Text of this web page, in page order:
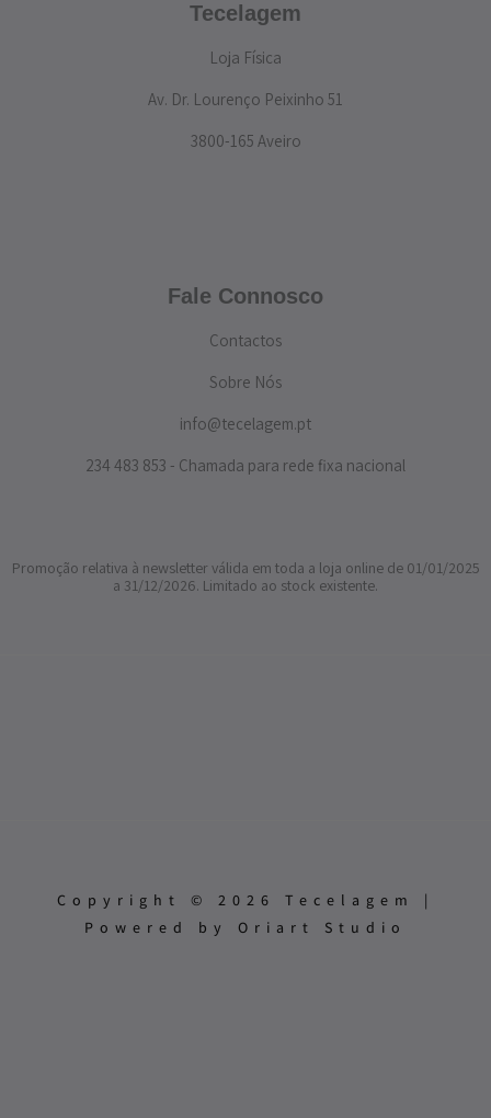
Tecelagem
Loja Física
Av. Dr. Lourenço Peixinho 51
3800-165 Aveiro
Fale Connosco
Contactos
Sobre Nós
info@tecelagem.pt
234 483 853 - Chamada para rede fixa nacional
Promoção relativa à newsletter válida em toda a loja online de 01/01/2025
a 31/12/2026. Limitado ao stock existente.
Copyright © 2026 Tecelagem |
Powered by Oriart Studio